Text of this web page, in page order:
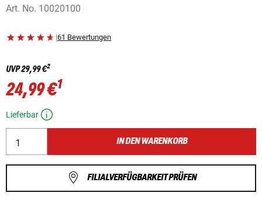
Art. No. 10020100
|61 Bewertungen
UVP29,99 €2
24,99 €1
Lieferbar
IN DEN WARENKORB
FILIALVERFÜGBARKEIT PRÜFEN